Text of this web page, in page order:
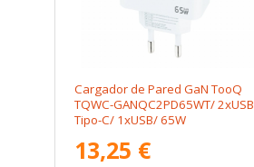
Cargador de Pared GaN TooQ
TQWC-GANQC2PD65WT/ 2xUSB
Tipo-C/ 1xUSB/ 65W
13,25 €